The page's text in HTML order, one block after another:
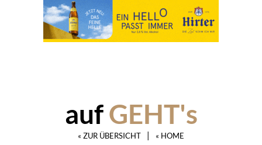
aufGEHT's
« ZUR ÜBERSICHT | « HOME